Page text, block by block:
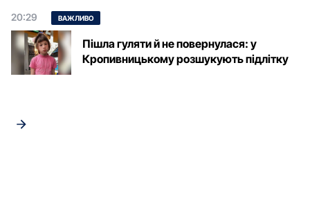
20:29 ВАЖЛИВО
Пішла гуляти й не повернулася: у
Кропивницькому розшукують підлітку